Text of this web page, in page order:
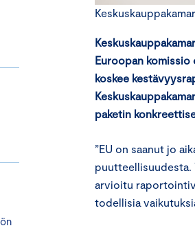
Euroopan komissio
koskee
paketin
”EU on saanut jo
puutteellisuudesta.
arvioitu
todellisia